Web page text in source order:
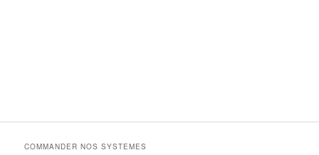
COMMANDER NOS SYSTEMES